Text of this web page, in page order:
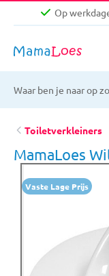
Op
Op
Toiletverkleiners
MamaLoes
Vaste Lage Prijs